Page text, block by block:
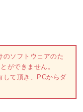
のソフトウェアのた
ができません。
して頂き、PCからダ